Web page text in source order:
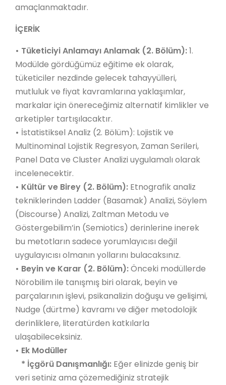
amaçlanmaktadır.
İÇERİK
• Tüketiciyi Anlamayı Anlamak (2. Bölüm):1.
Modülde gördüğümüz eğitime ek olarak,
tüketiciler nezdinde gelecek tahayyülleri,
mutluluk ve fiyat kavramlarına yaklaşımlar,
markalar için önereceğimiz alternatif kimlikler ve
arketipler tartışılacaktır.
• İstatistiksel Analiz (2. Bölüm): Lojistik ve
Multinominal Lojistik Regresyon, Zaman Serileri,
Panel Data ve Cluster Analizi uygulamalı olarak
incelenecektir.
• Kültür ve Birey (2. Bölüm): Etnografik analiz
tekniklerinden Ladder (Basamak) Analizi, Söylem
(Discourse) Analizi, Zaltman Metodu ve
Göstergebilim’in (Semiotics) derinlerine inerek
bu metotların sadece yorumlayıcısı değil
uygulayıcısı olmanın yollarını bulacaksınız.
• Beyin ve Karar (2. Bölüm):Önceki modüllerde
Nörobilim ile tanışmış biri olarak, beyin ve
parçalarının işlevi, psikanalizin doğuşu ve gelişimi,
Nudge (dürtme) kavramı ve diğer metodolojik
derinliklere, literatürden katkılarla
ulaşabileceksiniz.
• Ek Modüller
* İçgörü Danışmanlığı: Eğer elinizde geniş bir
veri setiniz ama çözemediğiniz stratejik